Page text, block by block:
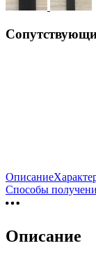
Описание
Способы
Описание